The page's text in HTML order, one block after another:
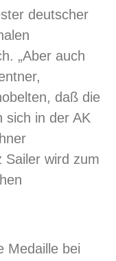
deutscher
„Aber auch
daß die
sich in der AK
Sailer wird zum
Medaille bei